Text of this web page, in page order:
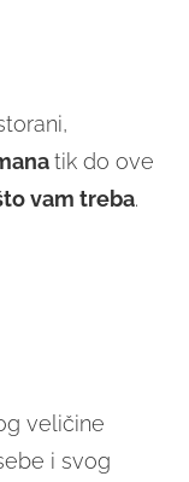
tik do ove
vam treba.
veličine
i svog